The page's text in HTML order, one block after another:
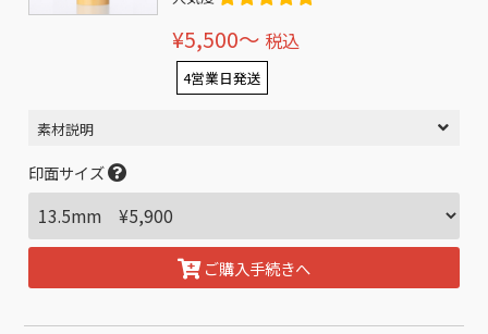
¥5,500〜 税込
4営業日発送
素材説明
印面サイズ
ご購入手続きへ